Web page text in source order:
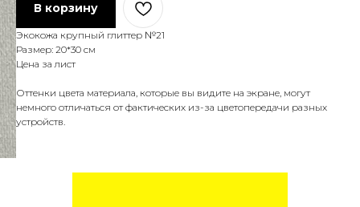
В корзину
Экокожа крупный глиттер №21
Размер: 20*30 см
Цена за лист
Оттенки цвета материала, которые вы видите на экране, могут
немного отличаться от фактических из-за цветопередачи разных
устройств.